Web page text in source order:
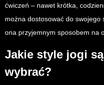
ćwiczeń – nawet krótka,
można dostosować do
ona przyjemnym sposobem na
Jakie style jogi
wybrać?